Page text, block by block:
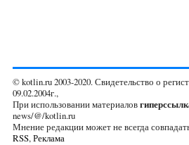
© kotlin.ru 2003-2020. Свидетельство о
09.02.2004г.,
При использовании материалов
news/@/kotlin.ru
Мнение редакции может не всегда
RSS,Реклама